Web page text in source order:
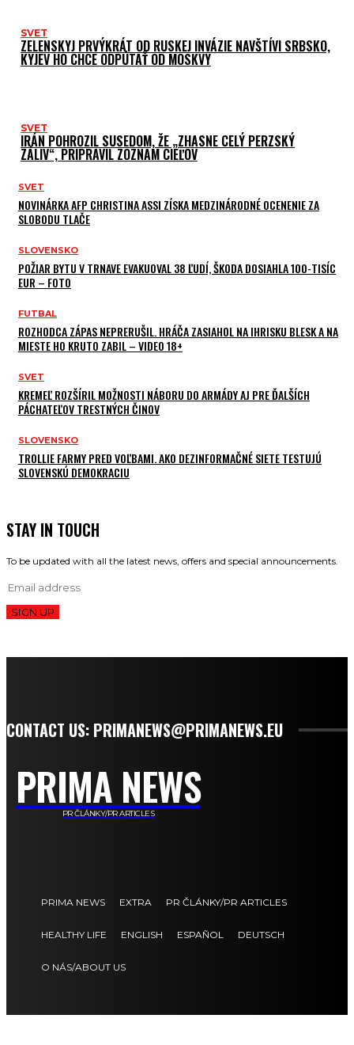
SVET
ZELENSKYJ PRVÝKRÁT OD RUSKEJ INVÁZIE NAVŠTÍVI SRBSKO,
KYJEV HO CHCE ODPÚTAŤ OD MOSKVY
SVET
IRÁN POHROZIL SUSEDOM, ŽE „ZHASNE CELÝ PERZSKÝ
ZÁLIV“, PRIPRAVIL ZOZNAM CIEĽOV
SVET
NOVINÁRKA AFP CHRISTINA ASSI ZÍSKA MEDZINÁRODNÉ OCENENIE ZA
SLOBODU TLAČE
SLOVENSKO
POŽIAR BYTU V TRNAVE EVAKUOVAL 38 ĽUDÍ, ŠKODA DOSIAHLA 100-TISÍC
EUR – FOTO
FUTBAL
ROZHODCA ZÁPAS NEPRERUŠIL. HRÁČA ZASIAHOL NA IHRISKU BLESK A NA
MIESTE HO KRUTO ZABIL – VIDEO 18+
SVET
KREMEĽ ROZŠÍRIL MOŽNOSTI NÁBORU DO ARMÁDY AJ PRE ĎALŠÍCH
PÁCHATEĽOV TRESTNÝCH ČINOV
SLOVENSKO
TROLLIE FARMY PRED VOĽBAMI. AKO DEZINFORMAČNÉ SIETE TESTUJÚ
SLOVENSKÚ DEMOKRACIU
STAY IN TOUCH
To be updated with all the latest news, offers and special announcements.
SIGN UP
CONTACT US: PRIMANEWS@PRIMANEWS.EU
PRIMA NEWS
PR ČLÁNKY/PR ARTICLES
PRIMA NEWS EXTRA PR ČLÁNKY/PR ARTICLES
HEALTHY LIFE ENGLISH ESPAÑOL DEUTSCH
O NÁS/ABOUT US